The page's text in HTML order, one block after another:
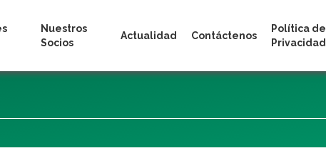
Nuestros
Socios
Actualidad Contáctenos
Política de
Privacidad